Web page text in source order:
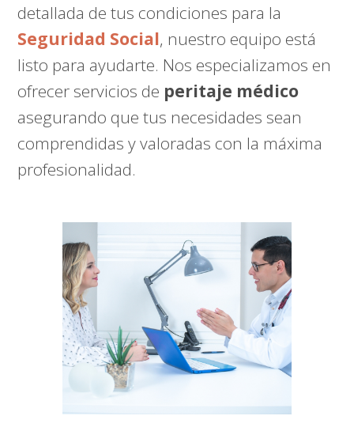
detallada de tus condiciones para la
Seguridad Social, nuestro equipo está
listo para ayudarte. Nos especializamos en
ofrecer servicios de peritaje médico
asegurando que tus necesidades sean
comprendidas y valoradas con la máxima
profesionalidad.